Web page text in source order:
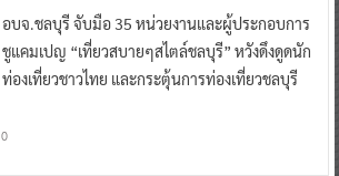
อบจ.ชลบุรี จับมือ 35 หน่วยงานและผู้ประกอบการ
ชูแคมเปญ “เที่ยวสบายๆสไตล์ชลบุรี” หวังดึงดูดนัก
ท่องเที่ยวชาวไทย และกระตุ้นการท่องเที่ยวชลบุรี
0